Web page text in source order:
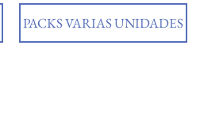
PACKS VARIAS UNIDADES